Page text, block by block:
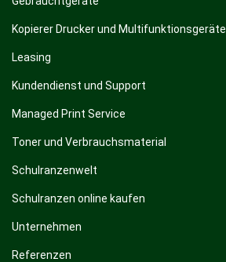
Kopierer Drucker und Multifunktionsgeräte
Leasing
Kundendienst und Support
Managed Print Service
Toner und Verbrauchsmaterial
Schulranzenwelt
Schulranzen online kaufen
Unternehmen
Referenzen